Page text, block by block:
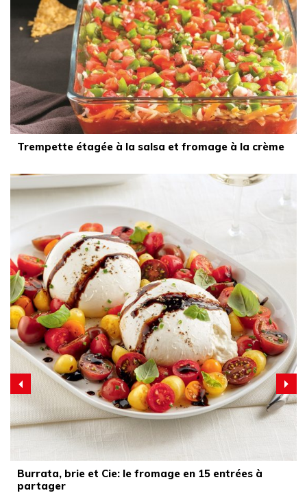
Trempette étagée à la salsa et fromage à la crème
Burrata, brie et Cie: le fromage en 15 entrées à
partager